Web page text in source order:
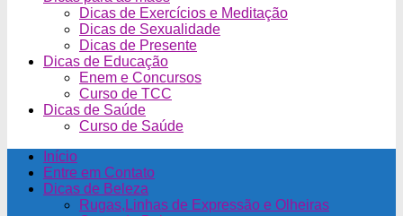
Dicas de Exercícios e Meditação
Dicas de Sexualidade
Dicas de Presente
Dicas de Educação
Enem e Concursos
Curso de TCC
Dicas de Saúde
Curso de Saúde
Início
Entre em Contato
Dicas de Beleza
Rugas,Linhas de Expressão e Olheiras